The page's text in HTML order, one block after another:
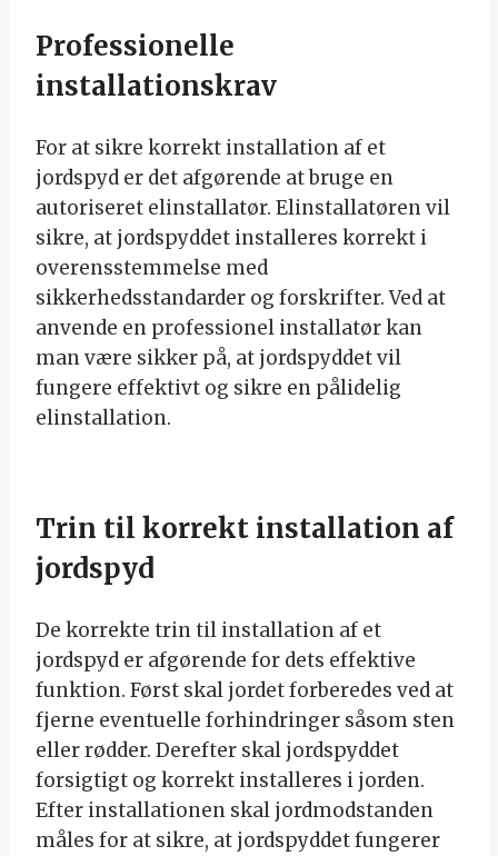
Professionelle
installationskrav
For at sikre korrekt installation af et
jordspyd er det afgørende at bruge en
autoriseret elinstallatør. Elinstallatøren vil
sikre, at jordspyddet installeres korrekt i
overensstemmelse med
sikkerhedsstandarder og forskrifter. Ved at
anvende en professionel installatør kan
man være sikker på, at jordspyddet vil
fungere effektivt og sikre en pålidelig
elinstallation.
Trin til korrekt installation af
jordspyd
De korrekte trin til installation af et
jordspyd er afgørende for dets effektive
funktion. Først skal jordet forberedes ved at
fjerne eventuelle forhindringer såsom sten
eller rødder. Derefter skal jordspyddet
forsigtigt og korrekt installeres i jorden.
Efter installationen skal jordmodstanden
måles for at sikre, at jordspyddet fungerer